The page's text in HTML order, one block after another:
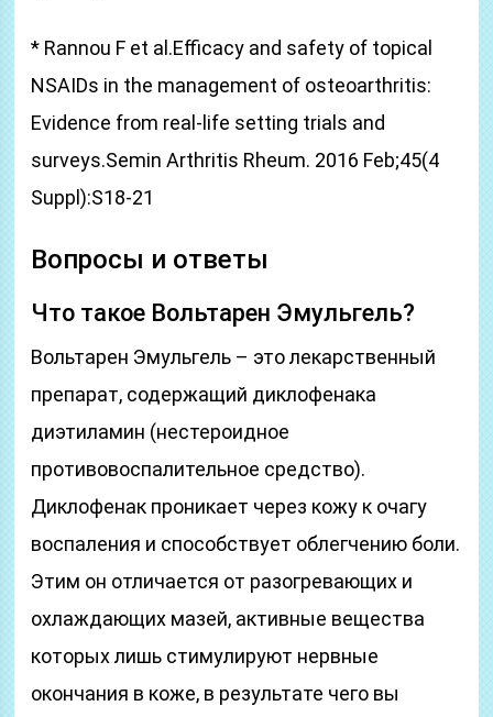
* Rannou F et al.Efficacy and safety of topical
NSAIDs in the management of osteoarthritis:
Evidence from real-life setting trials and
surveys.Semin Arthritis Rheum. 2016 Feb;45(4
Suppl):S18-21
Вопросы и ответы
Что такое Вольтарен Эмульгель?
Вольтарен Эмульгель – это лекарственный
препарат, содержащий диклофенака
диэтиламин (нестероидное
противовоспалительное средство).
Диклофенак проникает через кожу к очагу
воспаления и способствует облегчению боли.
Этим он отличается от разогревающих и
охлаждающих мазей, активные вещества
которых лишь стимулируют нервные
окончания в коже, в результате чего вы